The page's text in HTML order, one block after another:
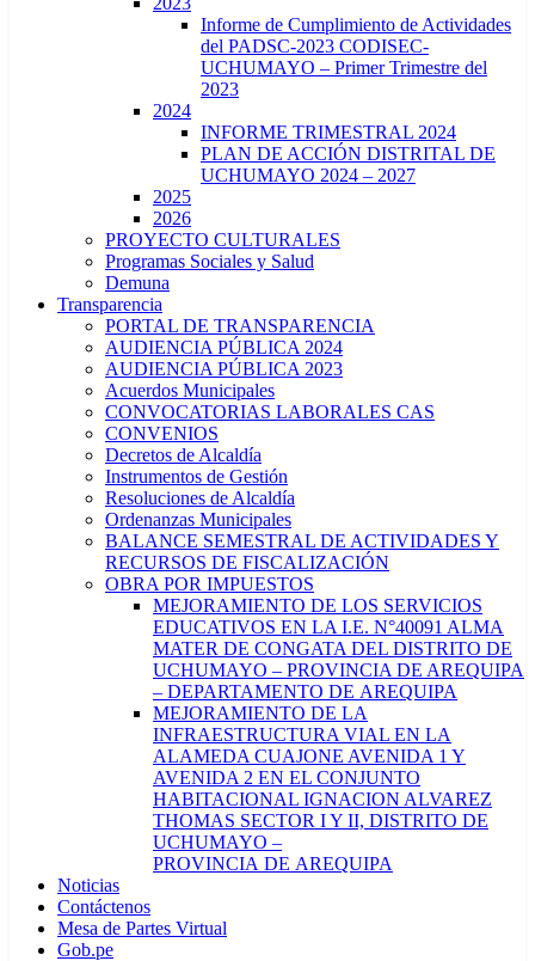
Informe de Cumplimiento de Actividades
del PADSC-2023 CODISEC-
UCHUMAYO – Primer Trimestre del
2023
2024
INFORME TRIMESTRAL 2024
PLAN DE ACCIÓN DISTRITAL DE
UCHUMAYO 2024 – 2027
2025
2026
PROYECTO CULTURALES
Programas Sociales y Salud
Demuna
Transparencia
PORTAL DE TRANSPARENCIA
AUDIENCIA PÚBLICA 2024
AUDIENCIA PÚBLICA 2023
Acuerdos Municipales
CONVOCATORIAS LABORALES CAS
CONVENIOS
Decretos de Alcaldía
Instrumentos de Gestión
Resoluciones de Alcaldía
Ordenanzas Municipales
BALANCE SEMESTRAL DE ACTIVIDADES Y
RECURSOS DE FISCALIZACIÓN
OBRA POR IMPUESTOS
MEJORAMIENTO DE LOS SERVICIOS
EDUCATIVOS EN LA I.E. N°40091 ALMA
MATER DE CONGATA DEL DISTRITO DE
UCHUMAYO – PROVINCIA DE AREQUIPA
– DEPARTAMENTO DE AREQUIPA
MEJORAMIENTO DE LA
INFRAESTRUCTURA VIAL EN LA
ALAMEDA CUAJONE AVENIDA 1 Y
AVENIDA 2 EN EL CONJUNTO
HABITACIONAL IGNACION ALVAREZ
THOMAS SECTOR I Y II, DISTRITO DE
UCHUMAYO –
PROVINCIA DE AREQUIPA
Noticias
Contáctenos
Mesa de Partes Virtual
Gob.pe